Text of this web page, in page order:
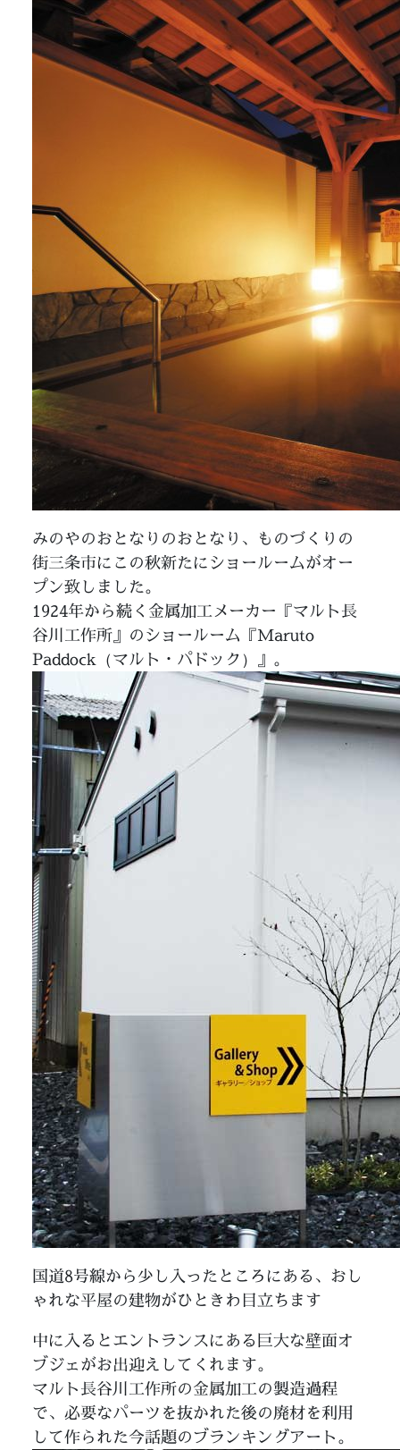
みのやのおとなりのおとなり、ものづくりの
街三条市にこの秋新たにショールームがオー
プン致しました。
1924年から続く金属加工メーカー『マルト長
谷川工作所』のショールーム『Maruto
Paddock（マルト・パドック）』。
国道8号線から少し入ったところにある、おし
ゃれな平屋の建物がひときわ目立ちます
中に入るとエントランスにある巨大な壁面オ
ブジェがお出迎えしてくれます。
マルト長谷川工作所の金属加工の製造過程
で、必要なパーツを抜かれた後の廃材を利用
して作られた今話題のブランキングアート。